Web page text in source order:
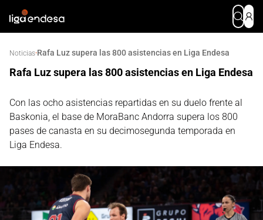
Noticias·Rafa Luz supera las 800 asistencias en Liga Endesa
Rafa Luz supera las 800 asistencias en Liga Endesa
Con las ocho asistencias repartidas en su duelo frente al
Baskonia, el base de MoraBanc Andorra supera los 800
pases de canasta en su decimosegunda temporada en
Liga Endesa.